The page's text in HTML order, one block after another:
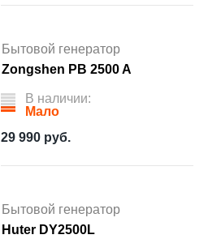
Бытовой генератор
Zongshen PB 2500 A
В наличии:
Мало
29 990 руб.
Бытовой генератор
Huter DY2500L